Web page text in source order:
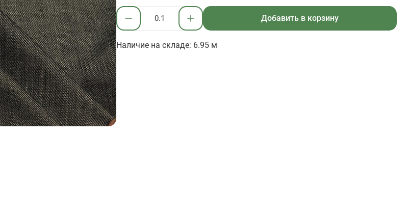
Добавить в корзину
Наличие на складе: 6.95 м